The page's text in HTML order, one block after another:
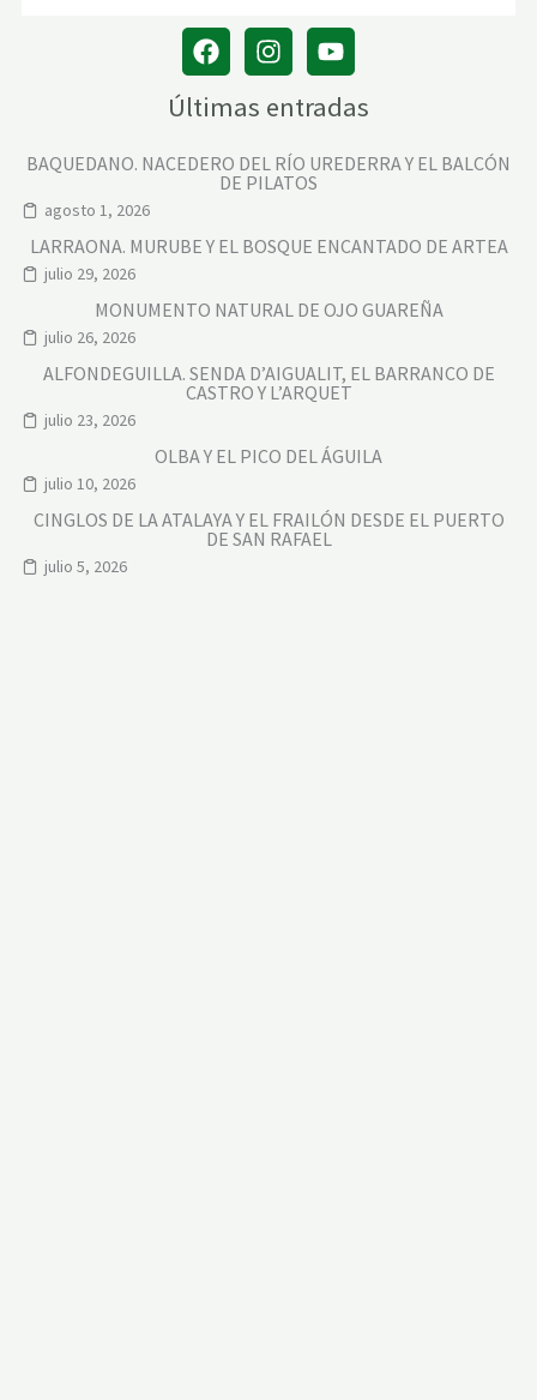
Últimas entradas
BAQUEDANO. NACEDERO DEL RÍO UREDERRA Y EL BALCÓN
DE PILATOS
agosto 1, 2026
LARRAONA. MURUBE Y EL BOSQUE ENCANTADO DE ARTEA
julio 29, 2026
MONUMENTO NATURAL DE OJO GUAREÑA
julio 26, 2026
ALFONDEGUILLA. SENDA D’AIGUALIT, EL BARRANCO DE
CASTRO Y L’ARQUET
julio 23, 2026
OLBA Y EL PICO DEL ÁGUILA
julio 10, 2026
CINGLOS DE LA ATALAYA Y EL FRAILÓN DESDE EL PUERTO
DE SAN RAFAEL
julio 5, 2026